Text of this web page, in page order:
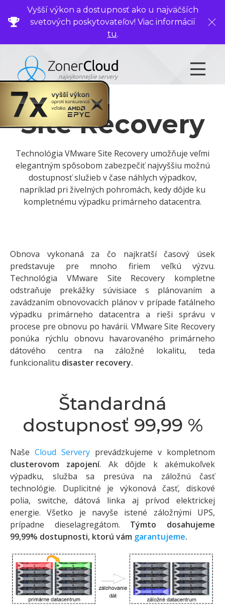
Vyšší výkon a dostupnosť ako u najväčších
svetových poskytovateľov! Viac informácií
tu.
Site Recovery
Technológia VMware Site Recovery umožňuje veľmi
elegantným spôsobom zabezpečiť najvyššiu možnú
dostupnosť služieb v čase náhlych výpadkov,
napríklad pri živelných pohromách, kedy dôjde ku
kompletnému výpadku primárneho datacentra.
Obnova vykonaná za čo najkratší časový úsek
predstavuje pre mnoho firiem veľkú výzvu.
Technológia VMware Site Recovery kompletne
odstraňuje prekážky súvisiace s plánovaním a
zavádzaním obnovovacích plánov v prípade fatálneho
výpadku primárneho datacentra a rieši správu v
procese pre obnovu po havárii. VMware Site Recovery
ponúka rýchlu obnovu havarovaného primárneho
dátového centra na záložné lokalitu, teda
funkcionalitu disaster recovery.
Štandardná
dostupnosť 99,99 %
Naše Cloud Servery prevádzkujeme v kompletnom
clusterovom zapojení. Ak dôjde k akémukoľvek
výpadku, služba sa presúva na záložnú časť
technológie. Duplicitné je výkonová časť, diskové
polia, switche, dátová linka aj prívod elektrickej
energie. Všetko je navyše istené záložnými UPS,
prípadne dieselagregátom. Týmto dosahujeme
99,99% dostupnosti, ktorú vám garantujeme.